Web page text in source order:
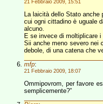
21 Febbraio 2009, 15:51
La laicità dello Stato anche
cui ogni cittadino è uguale
alcuno.
E se invece di moltiplicare
Sii anche meno severo nei
debole, di una catena che
mfp:
21 Febbraio 2009, 18:07
Ommipovrom, per favore
semplicemente?”